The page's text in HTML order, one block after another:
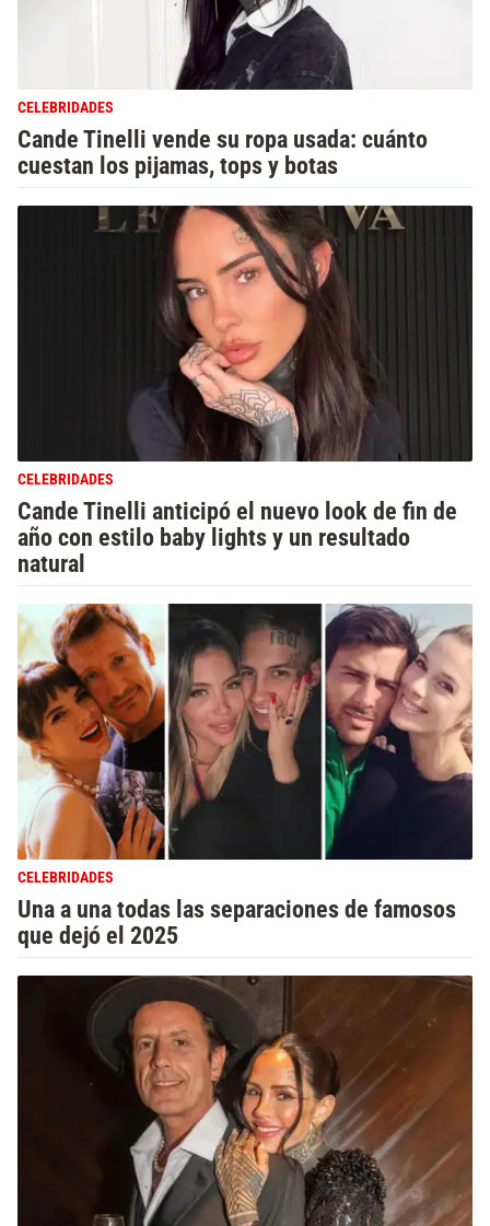
CELEBRIDADES
Cande Tinelli vende su ropa usada: cuánto
cuestan los pijamas, tops y botas
CELEBRIDADES
Cande Tinelli anticipó el nuevo look de fin de
año con estilo baby lights y un resultado
natural
CELEBRIDADES
Una a una todas las separaciones de famosos
que dejó el 2025